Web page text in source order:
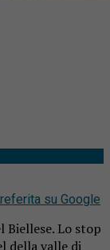
su Google
Biellese. Lo stop
della valle di